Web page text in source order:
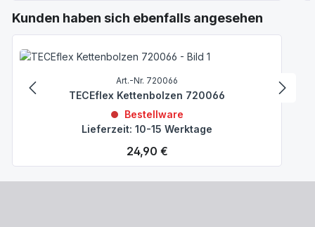
Produktgalerie überspringen
Kunden haben sich ebenfalls angesehen
Art.-Nr. 720066
TECEflex Kettenbolzen 720066
Bestellware
Lieferzeit: 10-15 Werktage
Regulärer Preis:
24,90 €